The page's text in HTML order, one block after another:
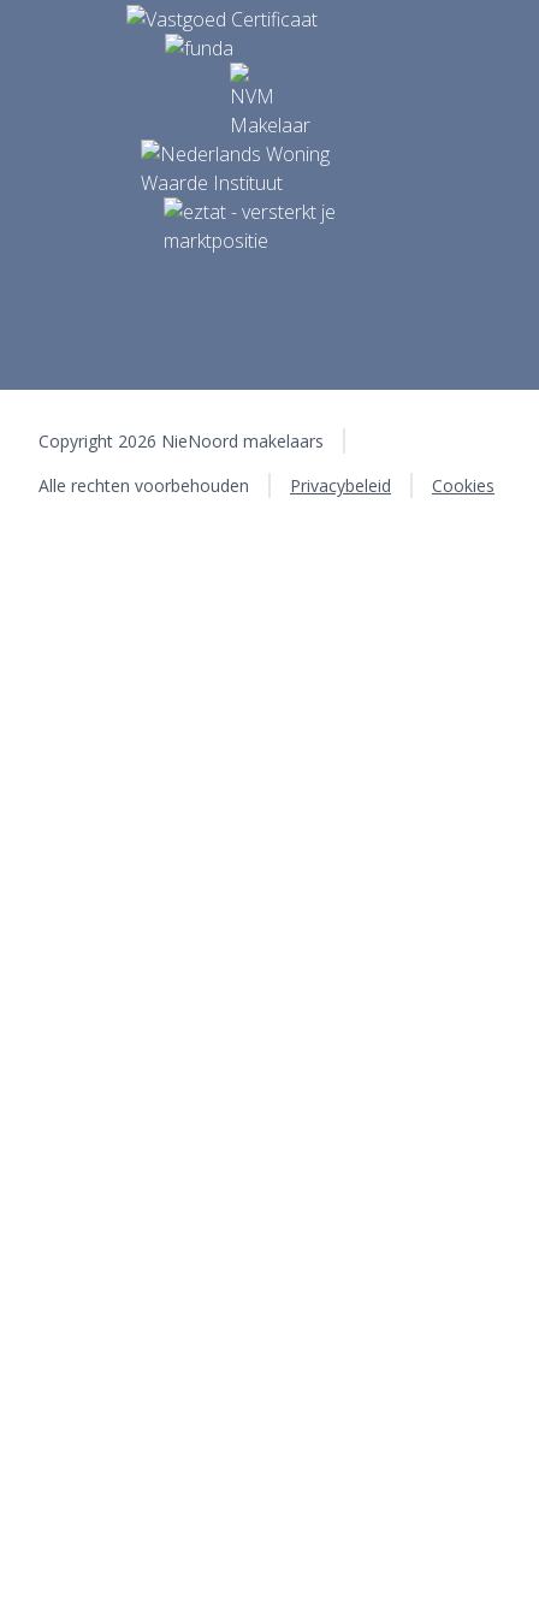
Copyright 2026 NieNoord makelaars
Alle rechten voorbehouden
Privacybeleid Cookies